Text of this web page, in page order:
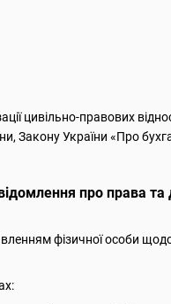
цивільно-правових
України «Про
про права та
фізичної особи